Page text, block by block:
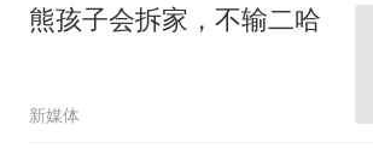
熊孩子会拆家，不输二哈
新媒体